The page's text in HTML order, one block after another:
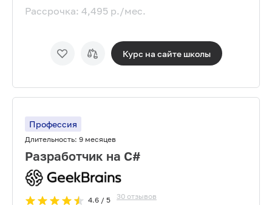
Рассрочка: 4,495 р./мес.
Курс на сайте школы
Профессия
Длительность: 9 месяцев
Разработчик на C#
4.6/ 5 30 отзывов